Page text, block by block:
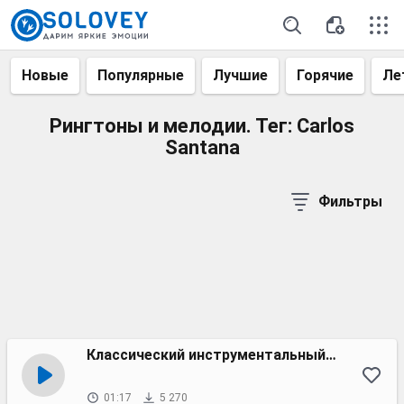
Новые Популярные Лучшие Горячие
Рингтоны и мелодии. Тег: Carlos
Santana
Фильтры
Классический инструментальный рок 70-х
01:17 5 270